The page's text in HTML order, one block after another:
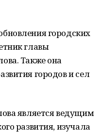
городских
главы
Также она
городов и сел
является ведущим
развития, изучала